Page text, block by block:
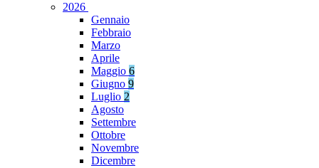
2026
Gennaio
Febbraio
Marzo
Aprile
Maggio 6
Giugno 9
Luglio 2
Agosto
Settembre
Ottobre
Novembre
Dicembre